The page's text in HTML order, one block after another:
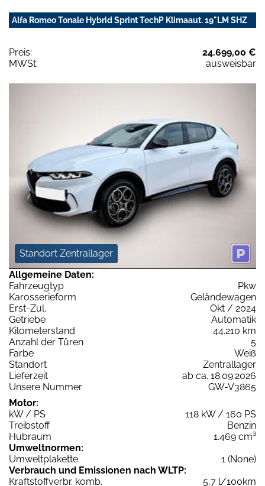
Alfa Romeo Tonale Hybrid Sprint TechP Klimaaut. 19"LM SHZ
Preis:
24.699,00 €
MWSt:
ausweisbar
Standort Zentrallager
Allgemeine Daten:
Fahrzeugtyp
Pkw
Karosserieform
Geländewagen
Erst-Zul.
Okt / 2024
Getriebe
Automatik
Kilometerstand
44.210 km
Anzahl der Türen
5
Farbe
Weiß
Standort
Zentrallager
Lieferzeit
ab ca. 18.09.2026
Unsere Nummer
GW-V3865
Motor:
kW / PS
118 kW / 160 PS
Treibstoff
Benzin
Hubraum
1.469 cm³
Umweltnormen:
Umweltplakette
1 (None)
Verbrauch und Emissionen nach WLTP:
Kraftstoffverbr. komb.
5,7 l/100km